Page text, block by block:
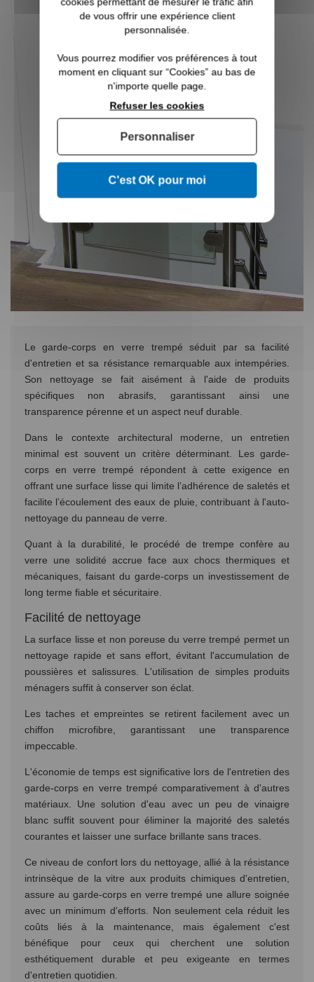
Le garde-corps en verre trempé séduit par sa facilité
d'entretien et sa résistance remarquable aux intempéries.
Son nettoyage se fait aisément à l'aide de produits
spécifiques non abrasifs, garantissant ainsi une
transparence pérenne et un aspect neuf durable.
Dans le contexte architectural moderne, un entretien
minimal est souvent un critère déterminant. Les garde-
corps en verre trempé répondent à cette exigence en
offrant une surface lisse qui limite l’adhérence de saletés et
facilite l’écoulement des eaux de pluie, contribuant à l'auto-
nettoyage du panneau de verre.
Quant à la durabilité, le procédé de trempe confère au
verre une solidité accrue face aux chocs thermiques et
mécaniques, faisant du garde-corps un investissement de
long terme fiable et sécuritaire.
Facilité de nettoyage
La surface lisse et non poreuse du verre trempé permet un
nettoyage rapide et sans effort, évitant l'accumulation de
poussières et salissures. L'utilisation de simples produits
ménagers suffit à conserver son éclat.
Les taches et empreintes se retirent facilement avec un
chiffon microfibre, garantissant une transparence
impeccable.
L'économie de temps est significative lors de l'entretien des
garde-corps en verre trempé comparativement à d'autres
matériaux. Une solution d'eau avec un peu de vinaigre
blanc suffit souvent pour éliminer la majorité des saletés
courantes et laisser une surface brillante sans traces.
Ce niveau de confort lors du nettoyage, allié à la résistance
intrinsèque de la vitre aux produits chimiques d'entretien,
assure au garde-corps en verre trempé une allure soignée
avec un minimum d'efforts. Non seulement cela réduit les
coûts liés à la maintenance, mais également c'est
bénéfique pour ceux qui cherchent une solution
esthétiquement durable et peu exigeante en termes
d'entretien quotidien.
de vous offrir une expérience client
personnalisée.
Vous pourrez modifier vos préférences à tout
moment en cliquant sur “Cookies” au bas de
n'importe quelle page.
C'est OK pour moi
Refuser les cookies
Personnaliser